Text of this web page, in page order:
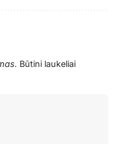
Būtini laukeliai